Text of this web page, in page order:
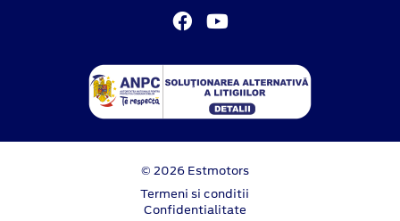
© 2026 Estmotors
Termeni si conditii
Confidentialitate